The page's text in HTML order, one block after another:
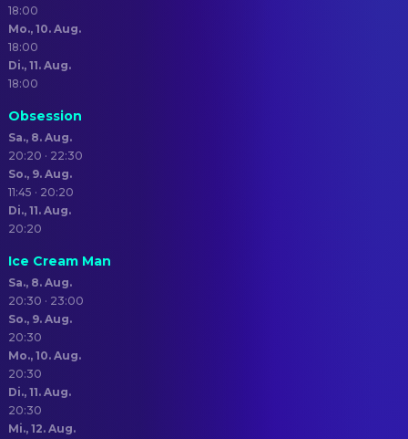
18:00
Mo., 10. Aug.
18:00
Di., 11. Aug.
18:00
Obsession
Sa., 8. Aug.
20:20 · 22:30
So., 9. Aug.
11:45 · 20:20
Di., 11. Aug.
20:20
Ice Cream Man
Sa., 8. Aug.
20:30 · 23:00
So., 9. Aug.
20:30
Mo., 10. Aug.
20:30
Di., 11. Aug.
20:30
Mi., 12. Aug.